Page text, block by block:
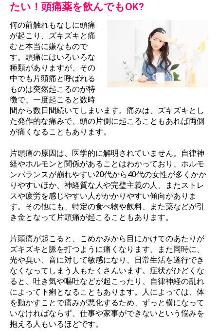
たい！頭痛薬を飲んでもOK?
何の前触れもなしに頭痛
が起こり、ズキズキと痛
むと本当に嫌なもので
す。頭痛にはいろいろな
種類がありますが、その
中でも片頭痛と呼ばれる
ものは突然起こるのが特
徴で、一度起こると数時
間から数日間続いてしまいます。痛みは、ズキズキとし
た発作的な痛みで、頭の片側に起こることもあれば両側
が痛くなることもあります。
片頭痛の原因は、医学的に解明されていません。自律神
経やホルモンと関係があることはわかっており、ホルモ
ンバランスが崩れやすい20代から40代の女性が多くかか
りやすいほか、神経質な人や完璧主義の人、またストレ
スや疲労を感じやすい人がかかりやすい傾向がありま
す。その他にも、特定の食べ物や飲料、また薬などが引
き金となって片頭痛が起こることもあります。
片頭痛が起こると、こめかみから目にかけてのあたりが
ズキズキと脈を打つように痛くなります。また同時に、
光や臭い、音に対して敏感になり、日常生活を遂行でき
なくなってしまう人もたくさんいます。症状がひどくな
ると、吐き気や嘔吐などが起こったり、自律神経の乱れ
によって下痢となることもあります。人によっては、体
を動かすことで痛みが悪化するため、ずっと横になって
いなければならず、仕事や家事ができないという悩みを
抱える人もいるほどです。